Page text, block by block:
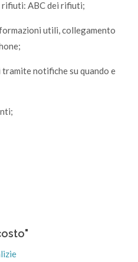
rifiuti: ABC dei rifiuti;
utili, collegamento
notifiche su quando e